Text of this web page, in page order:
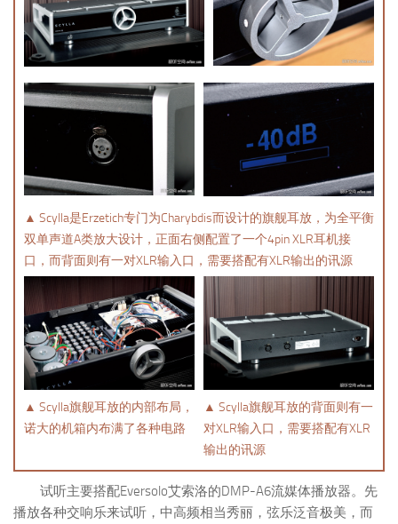
▲ Scylla是Erzetich专门为Charybdis而设计的旗舰耳放，为全平衡
双单声道A类放大设计，正面右侧配置了一个4pin XLR耳机接
口，而背面则有一对XLR输入口，需要搭配有XLR输出的讯源
▲ Scylla旗舰耳放的内部布局，
诺大的机箱内布满了各种电路
▲ Scylla旗舰耳放的背面则有一
对XLR输入口，需要搭配有XLR
输出的讯源
试听主要搭配Eversolo艾索洛的DMP-A6流媒体播放器。先
播放各种交响乐来试听，中高频相当秀丽，弦乐泛音极美，而